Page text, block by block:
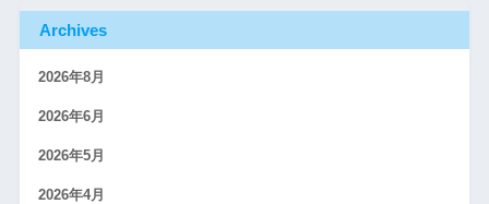
Archives
2026年8月
2026年6月
2026年5月
2026年4月